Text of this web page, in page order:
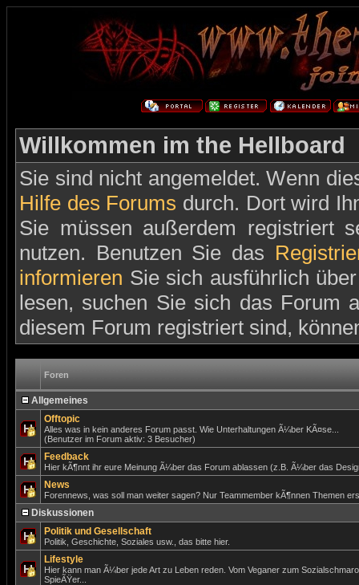
Willkommen im the Hellboard
Sie sind nicht angemeldet. Wenn
Hilfe des Forums durch. Dort wird
Sie müssen außerdem registriert
nutzen. Benutzen Sie das
informieren Sie sich ausführlich
lesen, suchen Sie sich das Forum
diesem Forum registriert sind,
Foren
Allgemeines
Offtopic
Alles was in kein anderes Forum passt. Wie Unterhaltungen Ã¼ber KÃ¤se...
(Benutzer im Forum aktiv: 3 Besucher)
Feedback
Hier kÃ¶nnt ihr eure Meinung Ã¼ber das Forum ablassen (z.B. Ã¼ber das
News
Forennews, was soll man weiter sagen? Nur Teammember kÃ¶nnen Themen
Diskussionen
Politik und Gesellschaft
Politik, Geschichte, Soziales usw., das bitte hier.
Lifestyle
Hier kann man Ã¼ber jede Art zu Leben reden. Vom Veganer zum
SpieÃŸer...